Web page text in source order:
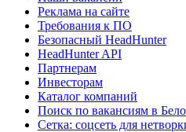
Реклама на сайте
Требования к ПО
Безопасный HeadHunter
HeadHunter API
Партнерам
Инвесторам
Каталог компаний
Поиск по вакансиям в
Сетка: соцсеть для